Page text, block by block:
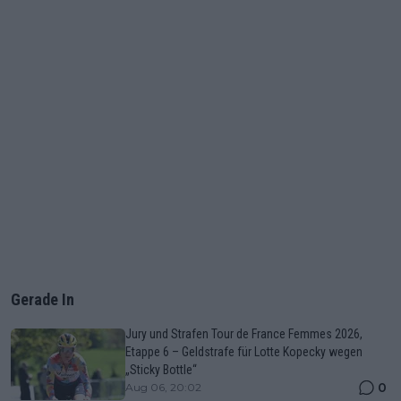
Gerade In
Jury und Strafen Tour de France Femmes 2026,
Etappe 6 – Geldstrafe für Lotte Kopecky wegen
„Sticky Bottle“
Aug 06, 20:02 0